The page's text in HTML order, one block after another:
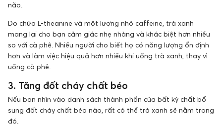
não.
Do chứa L-theanine và một lượng nhỏ caffeine, trà xanh
mang lại cho bạn cảm giác nhẹ nhàng và khác biệt hơn nhiều
so với cà phê. Nhiều người cho biết họ có năng lượng ổn định
hơn và làm việc hiệu quả hơn nhiều khi uống trà xanh, thay vì
uống cà phê.
3. Tăng đốt cháy chất béo
Nếu bạn nhìn vào danh sách thành phần của bất kỳ chất bổ
sung đốt cháy chất béo nào, rất có thể trà xanh sẽ nằm trong
đó.